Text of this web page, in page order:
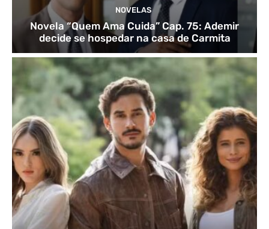
NOVELAS
Novela “Quem Ama Cuida” Cap. 75: Ademir
decide se hospedar na casa de Carmita